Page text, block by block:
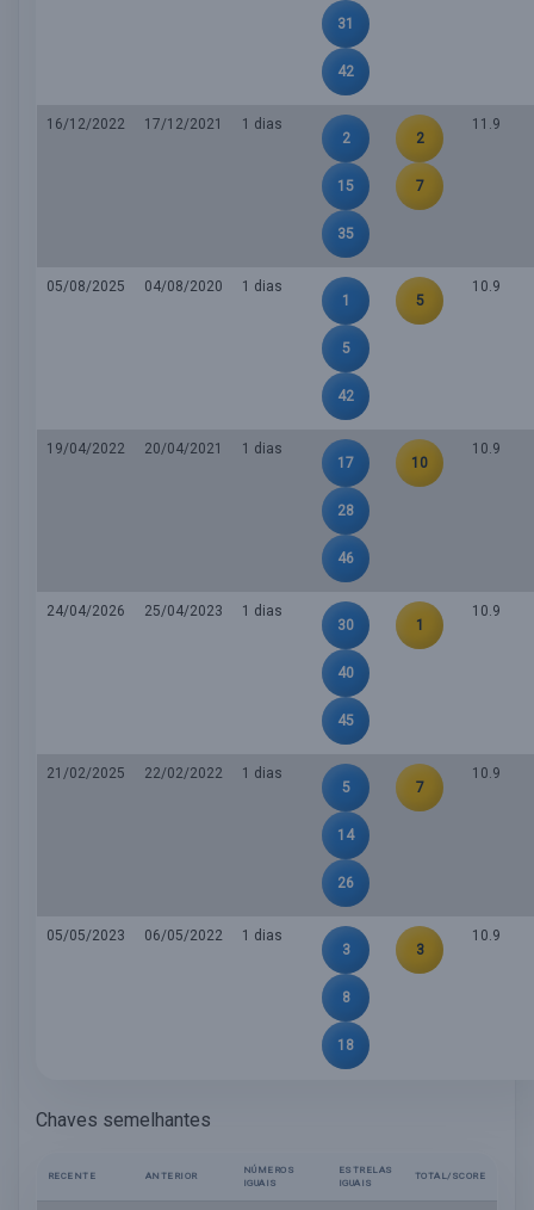
31
42
16/12/2022 17/12/2021
1 dias
2
15
35
2
7
11.9
05/08/2025 04/08/2020
1 dias
1
5
42
5
10.9
19/04/2022 20/04/2021
1 dias
17
28
46
10
10.9
24/04/2026 25/04/2023
1 dias
30
40
45
1
10.9
21/02/2025 22/02/2022
1 dias
5
14
26
7
10.9
05/05/2023 06/05/2022
1 dias
3
8
18
3
10.9
Chaves semelhantes
RECENTE ANTERIOR
NÚMEROS
IGUAIS
ESTRELAS
IGUAIS
TOTAL/SCORE